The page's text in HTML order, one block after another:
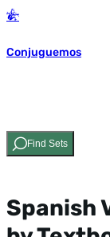
Conjuguemos
Find Sets
Spanish